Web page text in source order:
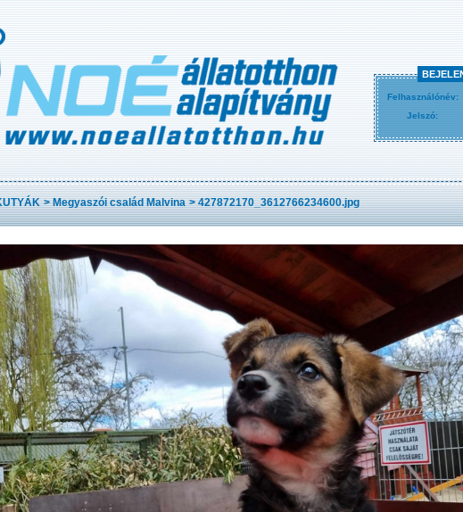
Felhasználónév:
Jelszó:
>Megyaszói család Malvina >427872170_3612766234600.jpg